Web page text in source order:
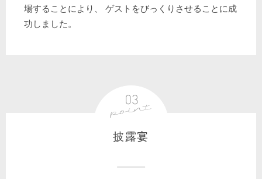
場することにより、 ゲストをびっくりさせることに成
功しました。
披露宴